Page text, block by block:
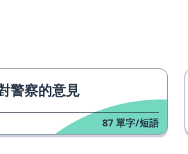
before
黎明前總是最黑暗
警察的意見
87 單字/短語